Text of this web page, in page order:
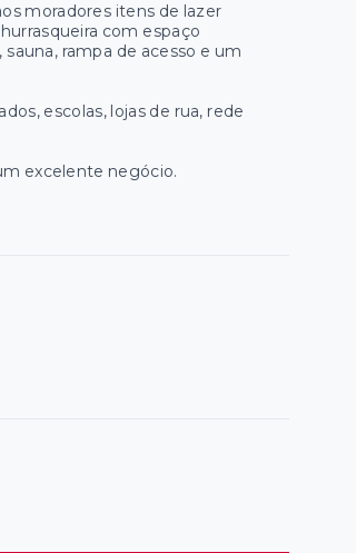
moradores itens de lazer
com espaço
rampa de acesso e um
escolas, lojas de rua, rede
excelente negócio.